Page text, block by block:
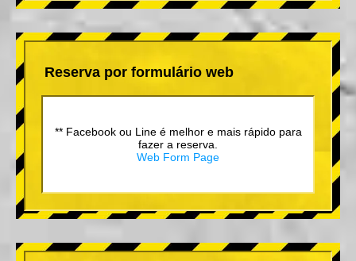
Reserva por formulário web
** Facebook ou Line é melhor e mais rápido para
fazer a reserva.
Web Form Page